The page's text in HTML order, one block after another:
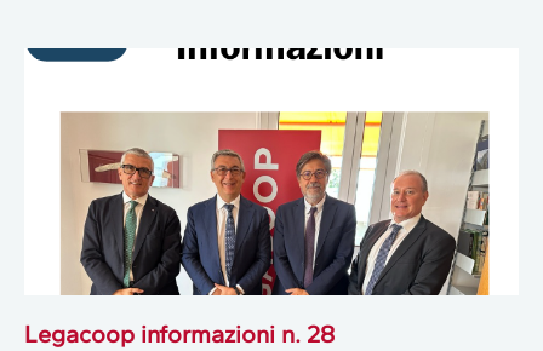
Legacoop informazioni n. 28